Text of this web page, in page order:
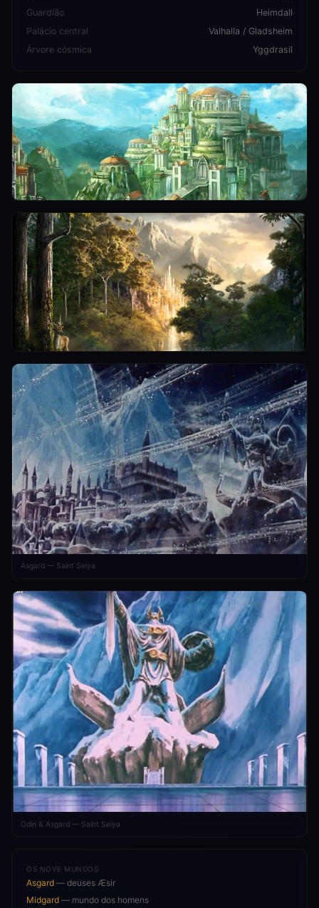
Guardião
Heimdall
Palácio central
Valhalla / Gladsheim
Árvore cósmica
Yggdrasil
Asgard — Saint Seiya
Odin & Asgard — Saint Seiya
OS NOVE MUNDOS
Asgard — deuses Æsir
Midgard — mundo dos homens